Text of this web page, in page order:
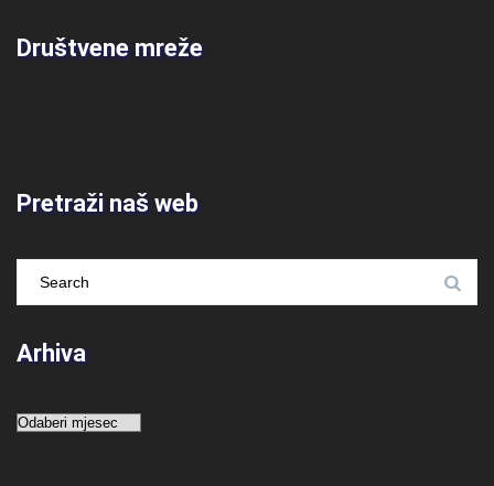
Društvene mreže
Pretraži naš web
Arhiva
Arhiva